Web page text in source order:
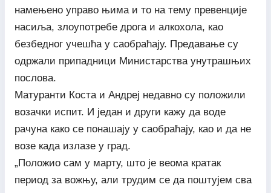
намењено управо њима и то на тему превенције
насиља, злоупотребе дрога и алкохола, као
безбедног учешћа у саобраћају. Предавање су
одржали припадници Министарства унутрашњих
послова.
Матуранти Коста и Андреј недавно су положили
возачки испит. И један и други кажу да воде
рачуна како се понашају у саобраћају, као и да не
возе када излазе у град.
„Положио сам у марту, што је веома кратак
период за вожњу, али трудим се да поштујем сва